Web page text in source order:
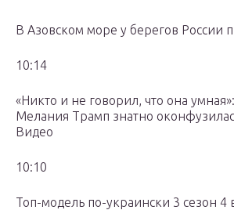
В Азовском море у берегов России
10:14
«Никто и не говорил, что она
Мелания Трамп знатно
Видео
10:10
Топ-модель по-украински 3 сезон 4